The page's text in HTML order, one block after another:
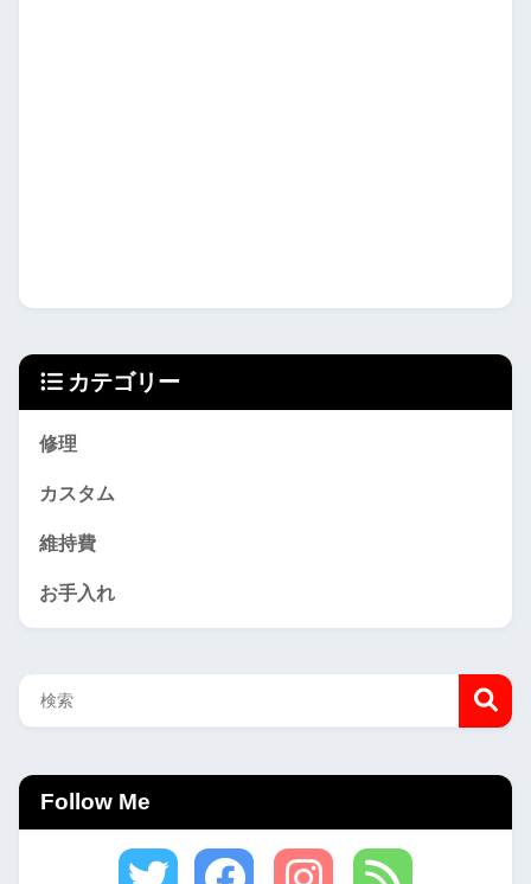
カテゴリー
修理
カスタム
維持費
お手入れ
Follow Me